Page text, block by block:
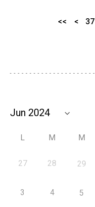
<< < 37
L M M
27 28 29
3 4 5